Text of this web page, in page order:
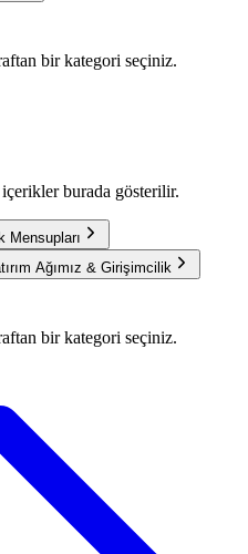
bir kategori seçiniz.
burada gösterilir.
Mensupları
Ağımız & Girişimcilik
bir kategori seçiniz.